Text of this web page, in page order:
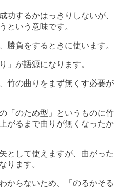
功するかはっきりしないが、
という意味です。
勝負をするときに使います。
」が語源になります。
竹の曲りをまず無くす必要が
「のため型」というものに竹
がるまで曲りが無くなったか
として使えますが、曲がった
ります。
からないため、「のるかそる